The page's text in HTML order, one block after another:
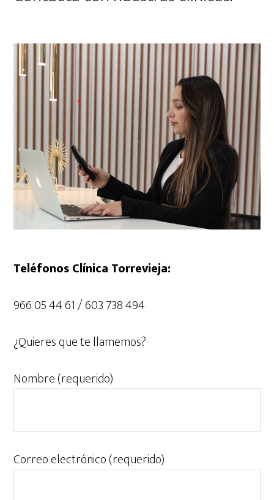
Teléfonos Clínica Torrevieja:
966 05 44 61 / 603 738 494
¿Quieres que te llamemos?
Nombre (requerido)
Correo electrónico (requerido)